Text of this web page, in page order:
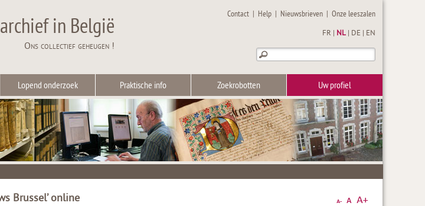
in België
Ons collectief geheugen !
Contact | Help | Nieuwsbrieven |Onze leeszalen
FR NL DE EN
Lopend onderzoek Praktische info Zoekrobotten Uw profiel
Brussel’ online